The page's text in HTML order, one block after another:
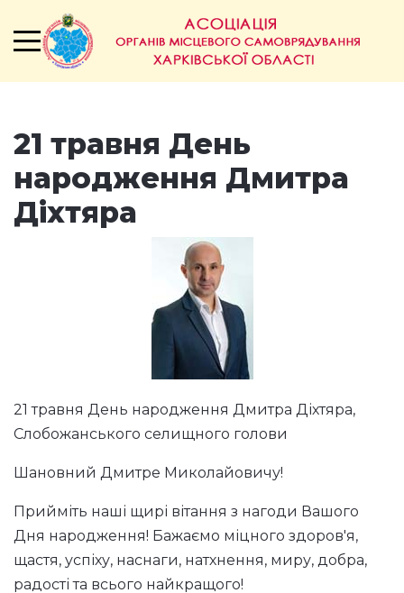
21 травня День
народження Дмитра
Діхтяра
21 травня День народження Дмитра Діхтяра,
Слобожанського селищного голови
Шановний Дмитре Миколайовичу!
Прийміть наші щирі вітання з нагоди Вашого
Дня народження! Бажаємо міцного здоров'я,
щастя, успіху, наснаги, натхнення, миру, добра,
радості та всього найкращого!